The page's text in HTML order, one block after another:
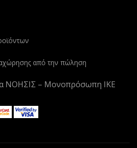
από την πώληση
ΝΟΗΣΙΣ – Μονοπρόσωπη ΙΚΕ